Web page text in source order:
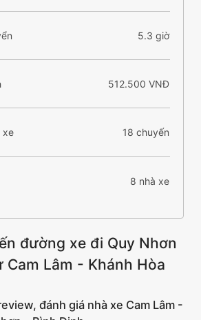
5.3 giờ
512.500 VNĐ
xe 18 chuyến
8 nhà xe
đường xe đi Quy Nhơn
Lâm - Khánh Hòa
đánh giá nhà xe Cam Lâm -